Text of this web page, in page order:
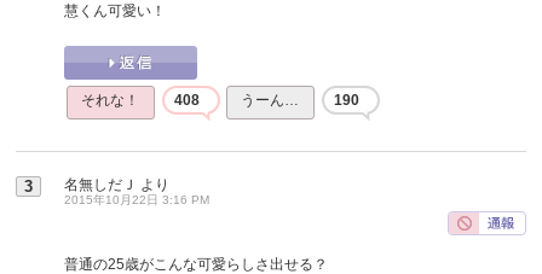
慧くん可愛い！
それな！ 408 うーん… 190
3 名無しだＪ より
2015年10月22日 3:16 PM
普通の25歳がこんな可愛らしさ出せる？